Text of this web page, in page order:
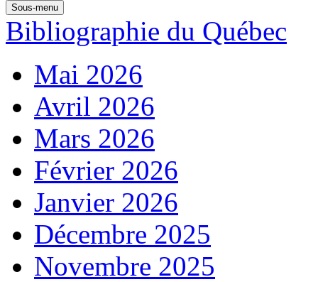
Sous-menu
Bibliographie du Québec
Mai 2026
Avril 2026
Mars 2026
Février 2026
Janvier 2026
Décembre 2025
Novembre 2025